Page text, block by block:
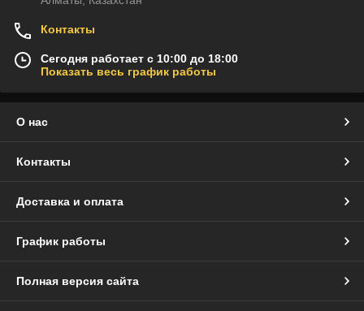
Контакты
Сегодня работает с 10:00 до 18:00
Показать весь график работы
О нас
Контакты
Доставка и оплата
График работы
Полная версия сайта